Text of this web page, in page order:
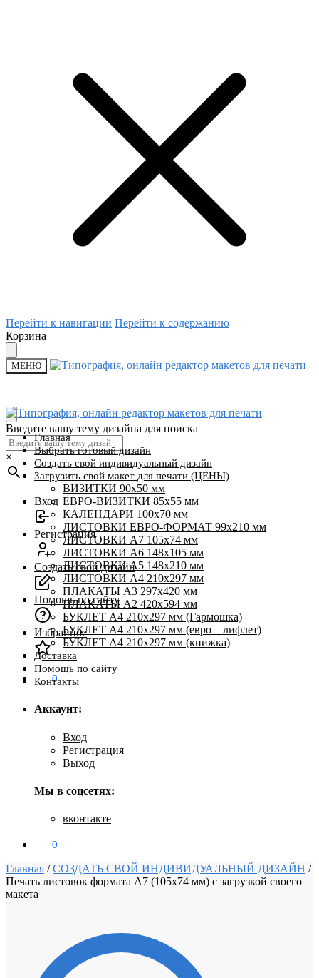
Перейти к навигации Перейти к содержанию
Корзина
МЕНЮ
Введите вашу тему дизайна для поиска
×
Вход
Регистрация
Создать свой дизайн
Помощь по сайту
Избранное
0₽ 0
Главная
Выбрать готовый дизайн
Создать свой индивидуальный дизайн
Загрузить свой макет для печати (ЦЕНЫ)
ВИЗИТКИ 90х50 мм
ЕВРО-ВИЗИТКИ 85х55 мм
КАЛЕНДАРИ 100х70 мм
ЛИСТОВКИ ЕВРО-ФОРМАТ 99х210 мм
ЛИСТОВКИ А7 105х74 мм
ЛИСТОВКИ А6 148х105 мм
ЛИСТОВКИ А5 148х210 мм
ЛИСТОВКИ А4 210х297 мм
ПЛАКАТЫ А3 297х420 мм
ПЛАКАТЫ А2 420х594 мм
БУКЛЕТ А4 210х297 мм (Гармошка)
БУКЛЕТ А4 210х297 мм (евро – лифлет)
БУКЛЕТ А4 210х297 мм (книжка)
Доставка
Помощь по сайту
Контакты
Аккаунт:
Вход
Регистрация
Выход
Мы в соцсетях:
вконтакте
0
Главная /СОЗДАТЬ СВОЙ ИНДИВИДУАЛЬНЫЙ ДИЗАЙН /
Печать листовок формата А7 (105х74 мм) с загрузкой своего
макета